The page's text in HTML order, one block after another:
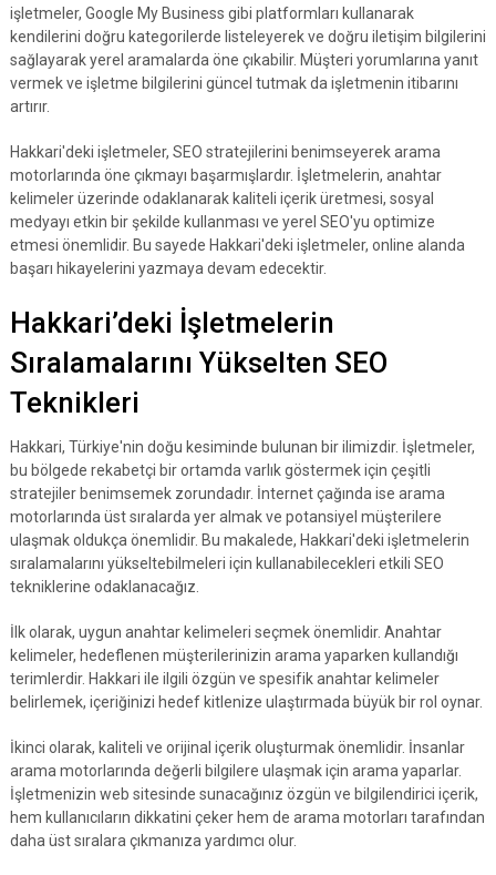
işletmeler, Google My Business gibi platformları kullanarak
kendilerini doğru kategorilerde listeleyerek ve doğru iletişim bilgilerini
sağlayarak yerel aramalarda öne çıkabilir. Müşteri yorumlarına yanıt
vermek ve işletme bilgilerini güncel tutmak da işletmenin itibarını
artırır.
Hakkari'deki işletmeler, SEO stratejilerini benimseyerek arama
motorlarında öne çıkmayı başarmışlardır. İşletmelerin, anahtar
kelimeler üzerinde odaklanarak kaliteli içerik üretmesi, sosyal
medyayı etkin bir şekilde kullanması ve yerel SEO'yu optimize
etmesi önemlidir. Bu sayede Hakkari'deki işletmeler, online alanda
başarı hikayelerini yazmaya devam edecektir.
Hakkari’deki İşletmelerin
Sıralamalarını Yükselten SEO
Teknikleri
Hakkari, Türkiye'nin doğu kesiminde bulunan bir ilimizdir. İşletmeler,
bu bölgede rekabetçi bir ortamda varlık göstermek için çeşitli
stratejiler benimsemek zorundadır. İnternet çağında ise arama
motorlarında üst sıralarda yer almak ve potansiyel müşterilere
ulaşmak oldukça önemlidir. Bu makalede, Hakkari'deki işletmelerin
sıralamalarını yükseltebilmeleri için kullanabilecekleri etkili SEO
tekniklerine odaklanacağız.
İlk olarak, uygun anahtar kelimeleri seçmek önemlidir. Anahtar
kelimeler, hedeflenen müşterilerinizin arama yaparken kullandığı
terimlerdir. Hakkari ile ilgili özgün ve spesifik anahtar kelimeler
belirlemek, içeriğinizi hedef kitlenize ulaştırmada büyük bir rol oynar.
İkinci olarak, kaliteli ve orijinal içerik oluşturmak önemlidir. İnsanlar
arama motorlarında değerli bilgilere ulaşmak için arama yaparlar.
İşletmenizin web sitesinde sunacağınız özgün ve bilgilendirici içerik,
hem kullanıcıların dikkatini çeker hem de arama motorları tarafından
daha üst sıralara çıkmanıza yardımcı olur.